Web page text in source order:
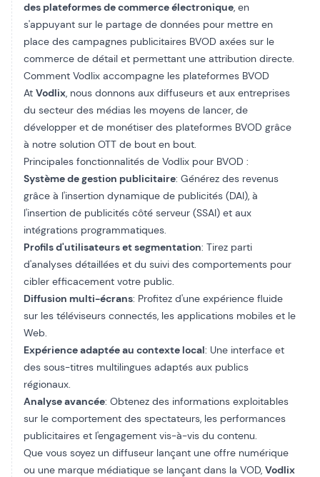
des plateformes de commerce électronique, en
s'appuyant sur le partage de données pour mettre en
place des campagnes publicitaires BVOD axées sur le
commerce de détail et permettant une attribution directe.
Comment Vodlix accompagne les plateformes BVOD
At Vodlix, nous donnons aux diffuseurs et aux entreprises
du secteur des médias les moyens de lancer, de
développer et de monétiser des plateformes BVOD grâce
à notre solution OTT de bout en bout.
Principales fonctionnalités de Vodlix pour BVOD :
Système de gestion publicitaire: Générez des revenus
grâce à l'insertion dynamique de publicités (DAI), à
l'insertion de publicités côté serveur (SSAI) et aux
intégrations programmatiques.
Profils d'utilisateurs et segmentation: Tirez parti
d'analyses détaillées et du suivi des comportements pour
cibler efficacement votre public.
Diffusion multi-écrans: Profitez d'une expérience fluide
sur les téléviseurs connectés, les applications mobiles et le
Web.
Expérience adaptée au contexte local: Une interface et
des sous-titres multilingues adaptés aux publics
régionaux.
Analyse avancée: Obtenez des informations exploitables
sur le comportement des spectateurs, les performances
publicitaires et l'engagement vis-à-vis du contenu.
Que vous soyez un diffuseur lançant une offre numérique
ou une marque médiatique se lançant dans la VOD, Vodlix